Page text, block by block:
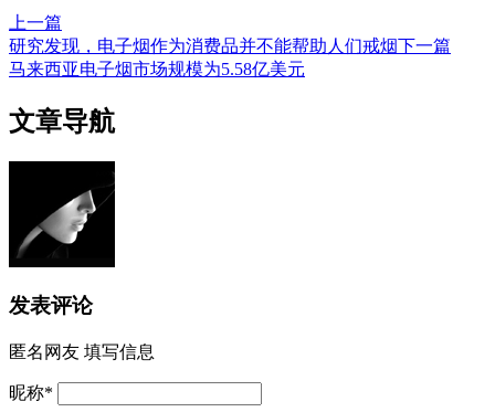
上一篇
研究发现，电子烟作为消费品并不能帮助人们戒烟下一篇
马来西亚电子烟市场规模为5.58亿美元
文章导航
发表评论
匿名网友 填写信息
昵称*